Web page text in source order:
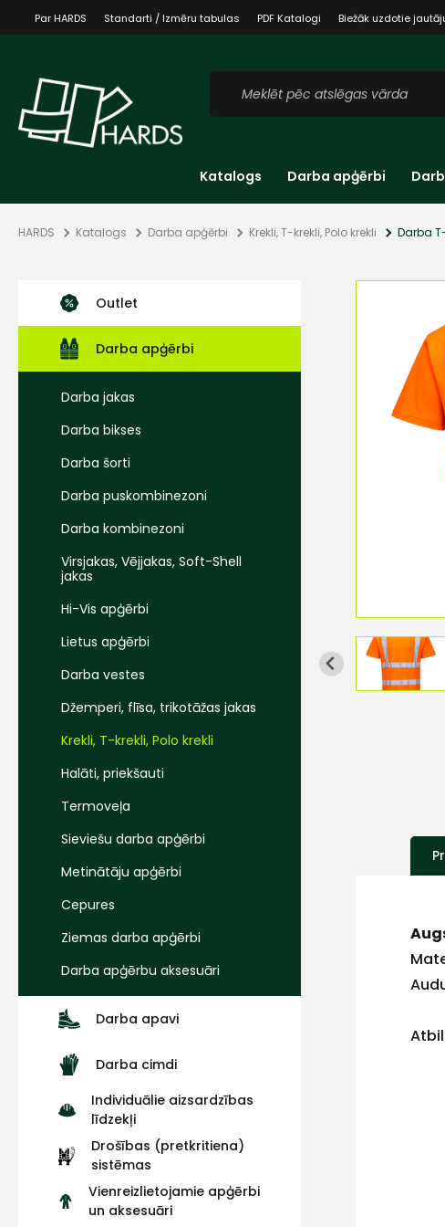
Par HARDS Standarti / Izmēru tabulas PDF Katalogi Biežāk uzdotie
Katalogs Darba apģērbi
HARDS Katalogs Darba apģērbi Krekli, T-krekli, Polo krekli Darba
Outlet
Darba apģērbi
Darba jakas
Darba bikses
Darba šorti
Darba puskombinezoni
Darba kombinezoni
Virsjakas, Vējjakas, Soft-Shell
jakas
Hi-Vis apģērbi
Lietus apģērbi
Darba vestes
Džemperi, flīsa, trikotāžas jakas
Krekli, T-krekli, Polo krekli
Halāti, priekšauti
Termoveļa
Sieviešu darba apģērbi
Metinātāju apģērbi
Cepures
Ziemas darba apģērbi
Darba apģērbu aksesuāri
Darba apavi
Darba cimdi
Individuālie aizsardzības
līdzekļi
Drošības (pretkritiena)
sistēmas
Vienreizlietojamie apģērbi
un aksesuāri